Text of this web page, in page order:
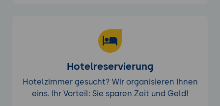
Hotelreservierung
Hotelzimmer gesucht? Wir organisieren Ihnen
eins. Ihr Vorteil: Sie sparen Zeit und Geld!